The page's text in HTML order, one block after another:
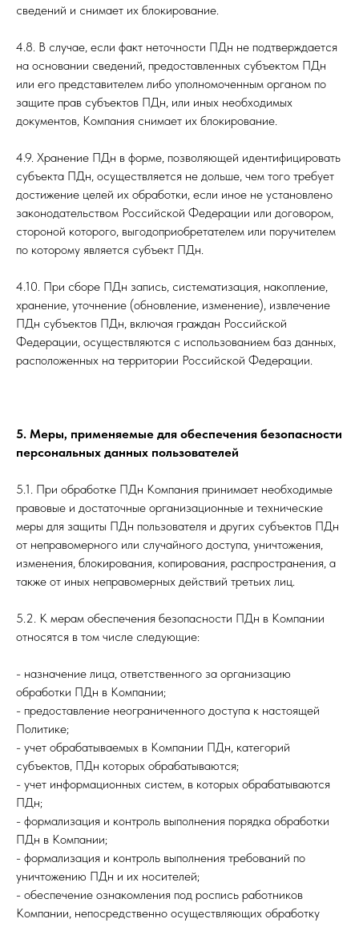
сведений и снимает их блокирование.
4.8. В случае, если факт неточности ПДн не подтверждается
на основании сведений, предоставленных субъектом ПДн
или его представителем либо уполномоченным органом по
защите прав субъектов ПДн, или иных необходимых
документов, Компания снимает их блокирование.
4.9. Хранение ПДн в форме, позволяющей идентифицировать
субъекта ПДн, осуществляется не дольше, чем того требует
достижение целей их обработки, если иное не установлено
законодательством Российской Федерации или договором,
стороной которого, выгодоприобретателем или поручителем
по которому является субъект ПДн.
4.10. При сборе ПДн запись, систематизация, накопление,
хранение, уточнение (обновление, изменение), извлечение
ПДн субъектов ПДн, включая граждан Российской
Федерации, осуществляются с использованием баз данных,
расположенных на территории Российской Федерации.
5. Меры, применяемые для обеспечения безопасности
персональных данных пользователей
5.1. При обработке ПДн Компания принимает необходимые
правовые и достаточные организационные и технические
меры для защиты ПДн пользователя и других субъектов ПДн
от неправомерного или случайного доступа, уничтожения,
изменения, блокирования, копирования, распространения, а
также от иных неправомерных действий третьих лиц.
5.2. К мерам обеспечения безопасности ПДн в Компании
относятся в том числе следующие:
- назначение лица, ответственного за организацию
обработки ПДн в Компании;
- предоставление неограниченного доступа к настоящей
Политике;
- учет обрабатываемых в Компании ПДн, категорий
субъектов, ПДн которых обрабатываются;
- учет информационных систем, в которых обрабатываются
ПДн;
- формализация и контроль выполнения порядка обработки
ПДн в Компании;
- формализация и контроль выполнения требований по
уничтожению ПДн и их носителей;
- обеспечение ознакомления под роспись работников
Компании, непосредственно осуществляющих обработку